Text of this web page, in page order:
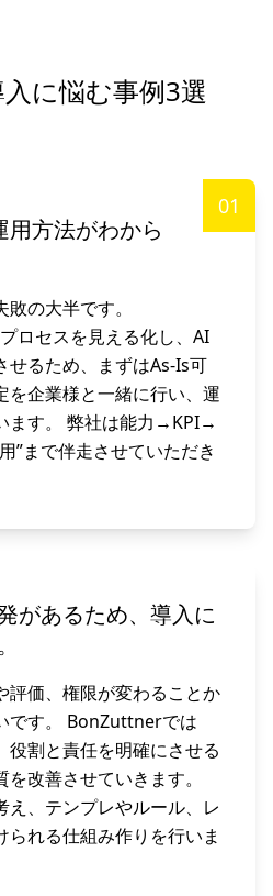
に悩む事例3選
01
方法がわから
の大半です。
ロセスを見える化し、AI
せるため、まずはAs-Is可
を企業様と一緒に行い、運
ます。 弊社は能力→KPI→
”まで伴走させていただき
があるため、導入に
評価、権限が変わることか
です。 BonZuttnerでは
割と責任を明確にさせる
改善させていきます。
え、テンプレやルール、レ
られる仕組み作りを行いま